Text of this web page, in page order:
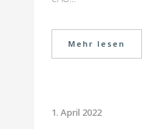
Mehr lesen
1. April 2022